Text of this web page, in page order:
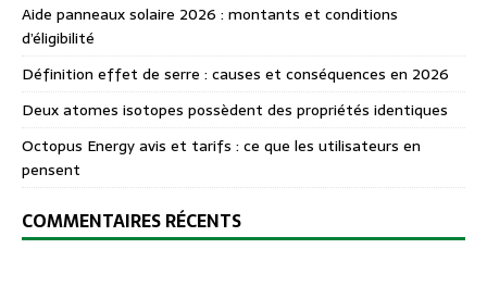
Aide panneaux solaire 2026 : montants et conditions
d’éligibilité
Définition effet de serre : causes et conséquences en 2026
Deux atomes isotopes possèdent des propriétés identiques
Octopus Energy avis et tarifs : ce que les utilisateurs en
pensent
COMMENTAIRES RÉCENTS